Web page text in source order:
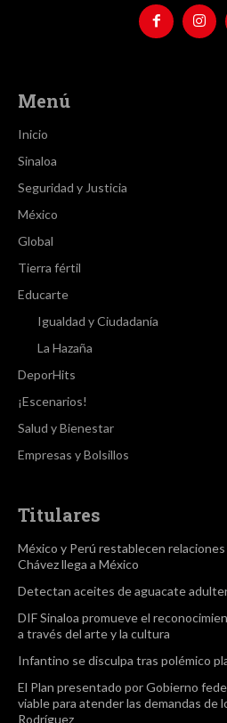
Menú
Inicio
Sinaloa
Seguridad y Justicia
México
Global
Tierra fértil
Educarte
Igualdad y Ciudadanía
La Hazaña
DeporHits
¡Escenarios!
Salud y Bienestar
Empresas y Bolsillos
Titulares
México y Perú restablecen
Chávez llega a México
Detectan aceites de aguacate
DIF Sinaloa promueve el
a través del arte y la cultura
Infantino se disculpa tras polémico
El Plan presentado por Gobierno
viable para atender las demandas de
Rodríguez